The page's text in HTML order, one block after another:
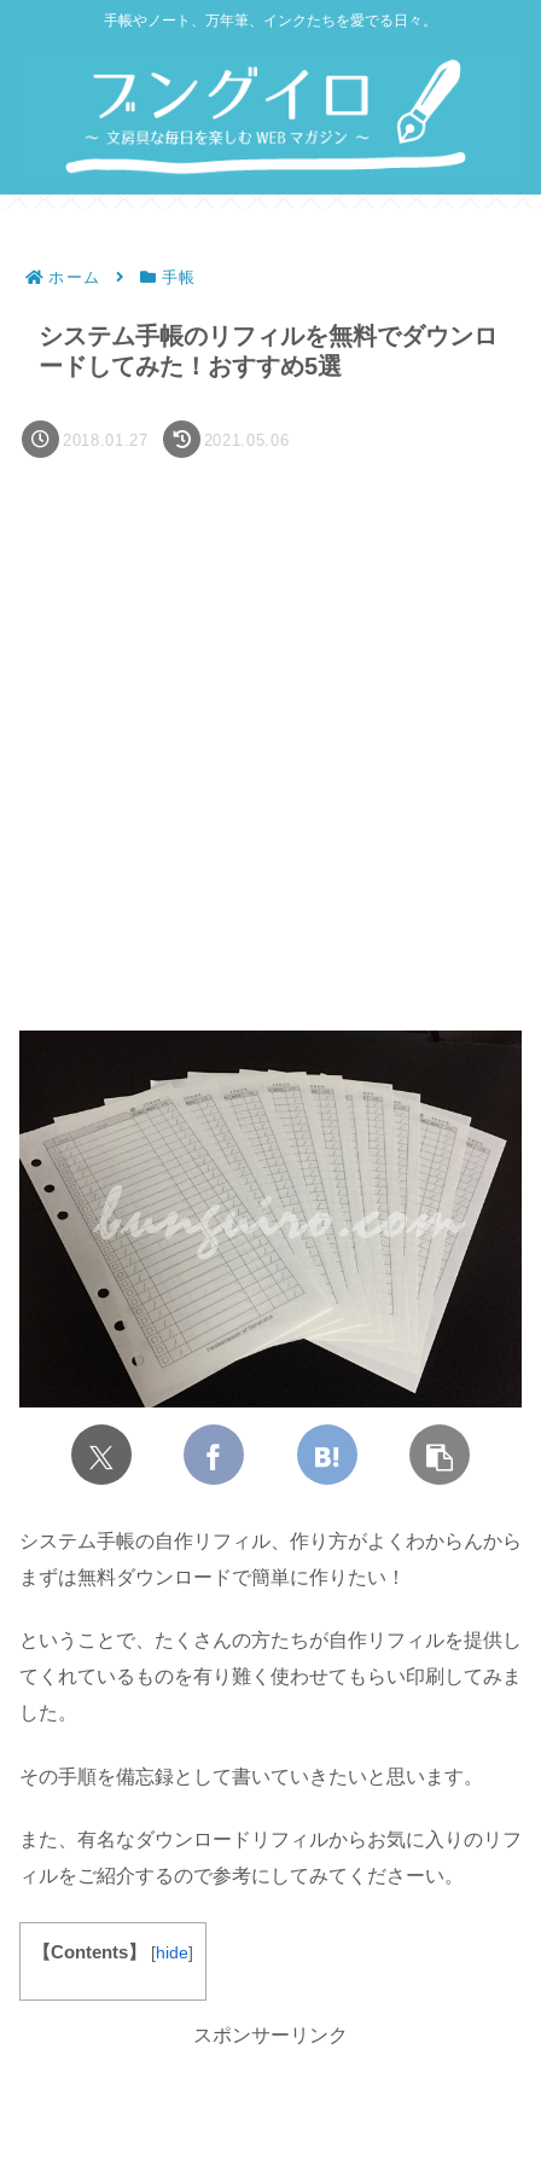
手帳やノート、万年筆、インクたちを愛でる日々。
ホーム 手帳
システム手帳のリフィルを無料でダウンロ
ードしてみた！おすすめ5選
2018.01.27 2021.05.06
システム手帳の自作リフィル、作り方がよくわからんから
まずは無料ダウンロードで簡単に作りたい！
ということで、たくさんの方たちが自作リフィルを提供し
てくれているものを有り難く使わせてもらい印刷してみま
した。
その手順を備忘録として書いていきたいと思います。
また、有名なダウンロードリフィルからお気に入りのリフ
ィルをご紹介するので参考にしてみてくださーい。
【Contents】 [hide]
スポンサーリンク